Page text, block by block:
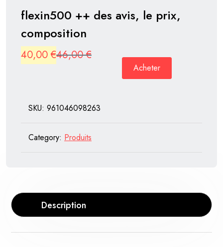
flexin500 ++ des avis, le prix,
composition
46,00€Original
46,00 €.
40,00 €
Current
40,00 €.
Acheter
SKU: 961046098263
Category: Produits
Description